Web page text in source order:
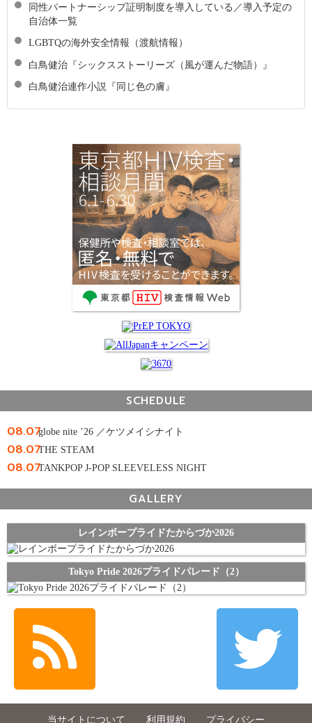
同性パートナーシップ証明制度を導入している／導入予定の
自治体一覧
LGBTQの海外安全情報（渡航情報）
白鳥健治『シックスストーリーズ（風が運んだ物語）』
白鳥健治連作小説『同じ色の膚』
SCHEDULE
08.07globe nite ’26 ／ケツメイシナイト
08.07THE STEAM
08.07TANKPOP J-POP SLEEVELESS NIGHT
GALLERY
レインボープライドたからづか2026
Tokyo Pride 2026プライドパレード（2）
当サイトについて 利用規約 プライバシー